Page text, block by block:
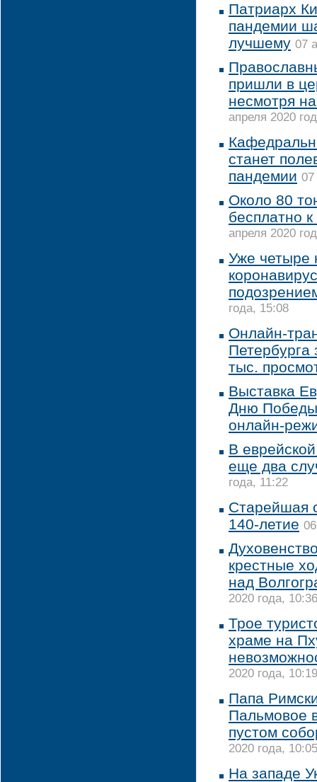
Патриарх
пандемии
лучшему 07
пришли в
несмотря
апреля 2020
станет
пандемии 07
Около 80
бесплатно
апреля 2020
Уже четыре
года, 15:08
Онлайн-
Петербурга
тыс.
Выставка
Дню Победы
онлайн-
В
еще два
года, 11:22
Старейшая
140-летие
крестные
над
2020 года, 10:36
Трое
храме на
2020 года, 10:19
Папа
Пальмовое
пустом
2020 года, 10:05
На западе